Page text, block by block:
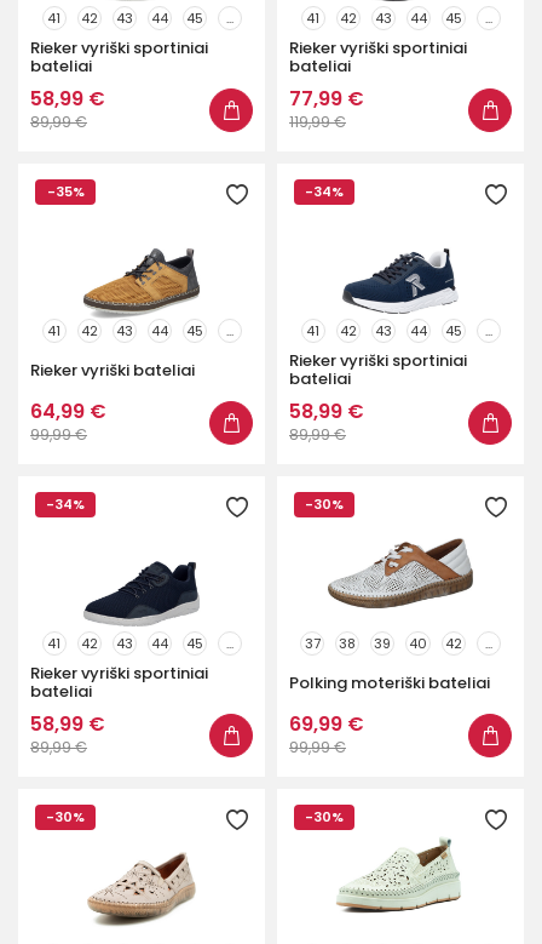
41 42 43 44 45 ...
Rieker vyriški sportiniai
bateliai
58,99 €
89,99 €
41 42 43 44 45 ...
Rieker vyriški sportiniai
bateliai
77,99 €
119,99 €
-35%
41 42 43 44 45 ...
Rieker vyriški bateliai
64,99 €
99,99 €
-34%
41 42 43 44 45 ...
Rieker vyriški sportiniai
bateliai
58,99 €
89,99 €
-34%
41 42 43 44 45 ...
Rieker vyriški sportiniai
bateliai
58,99 €
89,99 €
-30%
37 38 39 40 42 ...
Polking moteriški bateliai
69,99 €
99,99 €
-30% -30%